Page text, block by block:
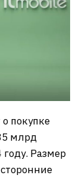
покупке
млрд
Размер